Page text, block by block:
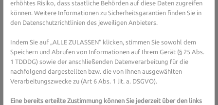
Sie haben Fragen zum Thema ME/CFS oder
Immunsystem/Infektionen im Allgemeinen?
Gesundheits-Experten und -Expertinnen aus Ihrer
Region beraten Sie gerne. Hier gelangen Sie zur
Expertensuche.
erhöhtes Risiko, dass staatliche Behörden auf diese Daten zugreifen
können. Weitere Informationen zu Sicherheitsgarantien finden Sie in
den Datenschutzrichtlinien des jeweiligen Anbieters.
Indem Sie auf „ALLE ZULASSEN“ klicken, stimmen Sie sowohl dem
Speichern und Abrufen von Informationen auf Ihrem Gerät (§ 25 Abs.
1 TDDDG) sowie der anschließenden Datenverarbeitung für die
nachfolgend dargestellten bzw. die von Ihnen ausgewählten
Verarbeitungszwecke zu (Art 6 Abs. 1 lit. a. DSGVO).
Eine bereits erteilte Zustimmung können Sie jederzeit über den links